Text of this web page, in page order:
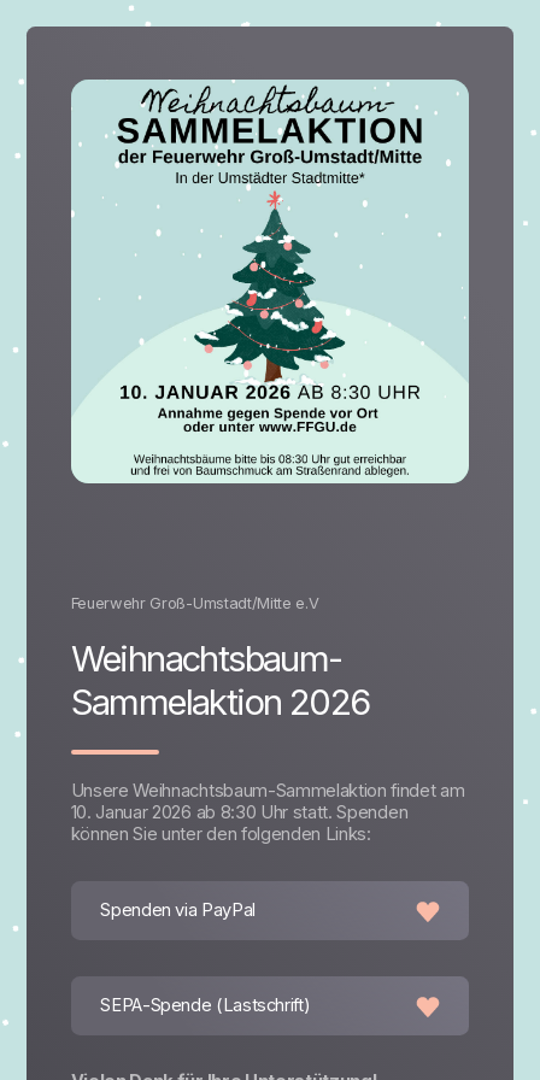
Feuerwehr Groß-Umstadt/Mitte e.V
Weihnachtsbaum-
Sammelaktion 2026
Unsere Weihnachtsbaum-Sammelaktion findet am
10. Januar 2026 ab 8:30 Uhr statt. Spenden
können Sie unter den folgenden Links:
Spenden via PayPal
SEPA-Spende (Lastschrift)